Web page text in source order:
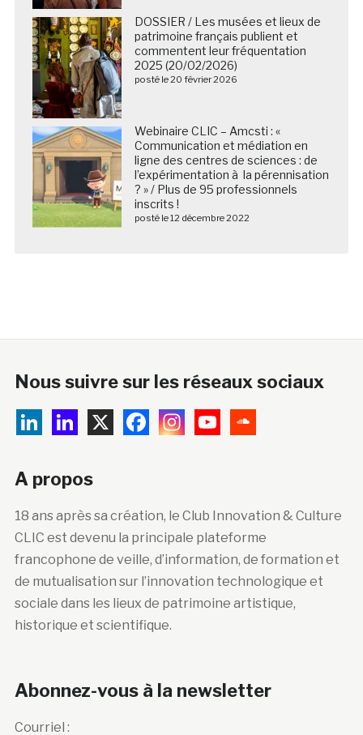
2025 (20/02/2026)
posté le 20 février 2026
Webinaire CLIC – Amcsti : «
l’expérimentation à la pérennisation
? » / Plus de 95 professionnels
inscrits !
posté le 12 décembre 2022
A propos
CLIC est devenu la principale plateforme
francophone de veille, d’information, de formation et
de mutualisation sur l’innovation technologique et
sociale dans les lieux de patrimoine artistique,
historique et scientifique.